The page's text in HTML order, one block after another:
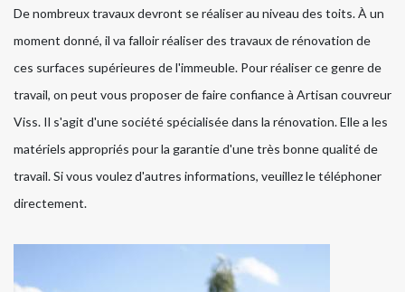
De nombreux travaux devront se réaliser au niveau des toits. À un
moment donné, il va falloir réaliser des travaux de rénovation de
ces surfaces supérieures de l'immeuble. Pour réaliser ce genre de
travail, on peut vous proposer de faire confiance à Artisan couvreur
Viss. Il s'agit d'une société spécialisée dans la rénovation. Elle a les
matériels appropriés pour la garantie d'une très bonne qualité de
travail. Si vous voulez d'autres informations, veuillez le téléphoner
directement.